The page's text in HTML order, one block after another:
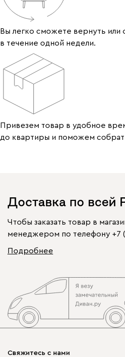
Вы легко сможете вернуть или
в течение одной недели.
Привезем товар в удобное
до квартиры и поможем
Доставка по всей
Чтобы заказать товар в
менеджером по телефону +7
Подробнее
Свяжитесь с нами